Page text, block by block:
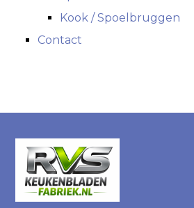
Kook / Spoelbruggen
Contact